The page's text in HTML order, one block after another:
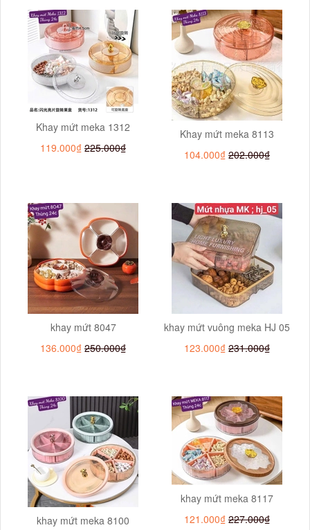
Khay mứt meka 1312
119.000₫ 225.000₫
Khay mứt meka 8113
104.000₫ 202.000₫
khay mứt 8047
136.000₫ 250.000₫
khay mứt vuông meka HJ 05
123.000₫ 231.000₫
khay mứt meka 8100
khay mứt meka 8117
121.000₫ 227.000₫